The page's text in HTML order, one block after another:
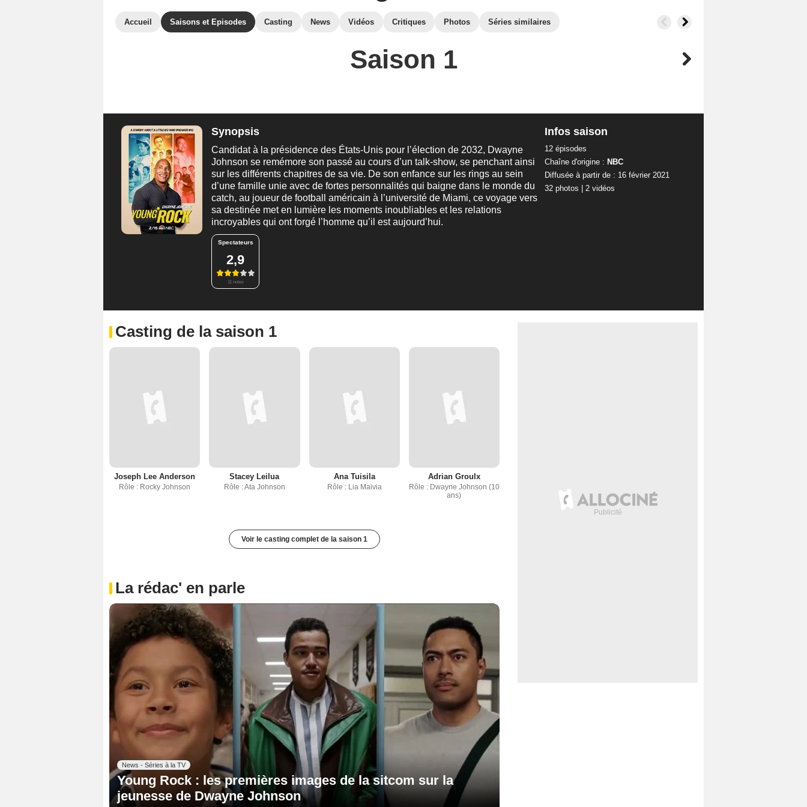
Accueil Saisons et Episodes Casting News Vidéos Critiques Photos Séries similaires
Saison 1
Synopsis
Candidat à la présidence des États-Unis pour l’élection de 2032, Dwayne
Johnson se remémore son passé au cours d’un talk-show, se penchant ainsi
sur les différents chapitres de sa vie. De son enfance sur les rings au sein
d’une famille unie avec de fortes personnalités qui baigne dans le monde du
catch, au joueur de football américain à l’université de Miami, ce voyage vers
sa destinée met en lumière les moments inoubliables et les relations
incroyables qui ont forgé l’homme qu’il est aujourd’hui.
Spectateurs
2,9
11 notes
Infos saison
12 épisodes
Chaîne d'origine : NBC
Diffusée à partir de : 16 février 2021
32 photos
2 vidéos
Casting de la saison 1
Joseph Lee Anderson
Rôle : Rocky Johnson
Stacey Leilua
Rôle : Ata Johnson
Ana Tuisila
Rôle : Lia Maivia
Adrian Groulx
Rôle : Dwayne Johnson (10
ans)
Voir le casting complet de la saison 1
La rédac' en parle
News - Séries à la TV
Young Rock : les premières images de la sitcom sur la
jeunesse de Dwayne Johnson